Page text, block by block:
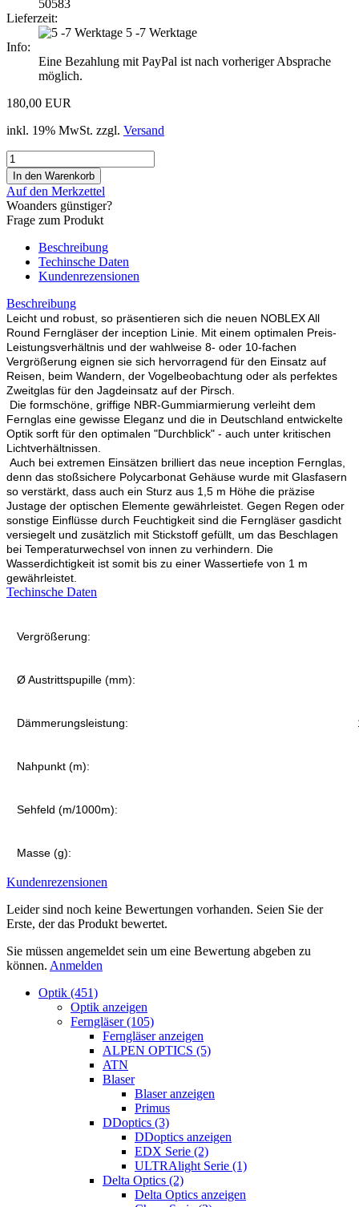
50583
Lieferzeit:
5 -7 Werktage
Info:
Eine Bezahlung mit PayPal ist nach vorheriger Absprache
möglich.
180,00 EUR
inkl. 19% MwSt. zzgl. Versand
Auf den Merkzettel
Woanders günstiger?
Frage zum Produkt
Beschreibung
Techinsche Daten
Kundenrezensionen
Beschreibung
Leicht und robust, so präsentieren sich die neuen NOBLEX All
Round Ferngläser der inception Linie. Mit einem optimalen Preis-
Leistungsverhältnis und der wahlweise 8- oder 10-fachen
Vergrößerung eignen sie sich hervorragend für den Einsatz auf
Reisen, beim Wandern, der Vogelbeobachtung oder als perfektes
Zweitglas für den Jagdeinsatz auf der Pirsch.
Die formschöne, griffige NBR-Gummiarmierung verleiht dem
Fernglas eine gewisse Eleganz und die in Deutschland entwickelte
Optik sorft für den optimalen "Durchblick" - auch unter kritischen
Lichtverhältnissen.
Auch bei extremen Einsätzen brilliert das neue inception Fernglas,
denn das stoßsichere Polycarbonat Gehäuse wurde mit Glasfasern
so verstärkt, dass auch ein Sturz aus 1,5 m Höhe die präzise
Justage der optischen Elemente gewährleistet. Gegen Regen oder
sonstige Einflüsse durch Feuchtigkeit sind die Ferngläser gasdicht
versiegelt und zusätzlich mit Stickstoff gefüllt, um das Beschlagen
bei Temperaturwechsel von innen zu verhindern. Die
Wasserdichtigkeit ist somit bis zu einer Wassertiefe von 1 m
gewährleistet.
Techinsche Daten
Vergrößerung:
Ø Austrittspupille (mm):
Dämmerungsleistung:
Nahpunkt (m):
Sehfeld (m/1000m):
Masse (g):
Kundenrezensionen
Leider sind noch keine Bewertungen vorhanden. Seien Sie der
Erste, der das Produkt bewertet.
Sie müssen angemeldet sein um eine Bewertung abgeben zu
können. Anmelden
Optik (451)
Optik anzeigen
Ferngläser (105)
Ferngläser anzeigen
ALPEN OPTICS (5)
ATN
Blaser
Blaser anzeigen
Primus
DDoptics (3)
DDoptics anzeigen
EDX Serie (2)
ULTRAlight Serie (1)
Delta Optics (2)
Delta Optics anzeigen